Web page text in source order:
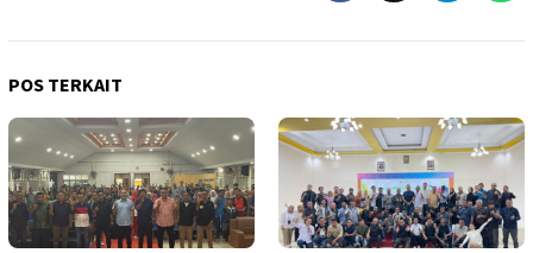
POS TERKAIT